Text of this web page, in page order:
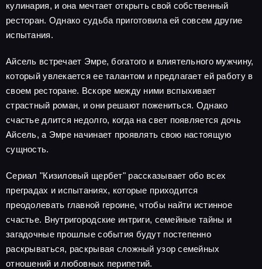
кулинария, и она мечтает открыть свой собственный
ресторан. Однако судьба приготовила ей совсем другие
испытания.
Айсель встречает Эмре, богатого и влиятельного мужчину,
который увлекается ее талантом и предлагает ей работу в
своем ресторане. Вскоре между ними вспыхивает
страстный роман, и они решают пожениться. Однако
счастье длится недолго, когда на свет появляется дочь
Айсель, а Эмре начинает проявлять свою настоящую
сущность.
Сериал "Кизиловый щербет" рассказывает обо всех
преградах и испытаниях, которые приходится
преодолевать главной героине, чтобы найти истинное
счастье. Внутригородские интриги, семейные тайны и
загадочные прошлые события будут постепенно
раскрываться, раскрывая сложный узор семейных
отношений и любовных перипетий.